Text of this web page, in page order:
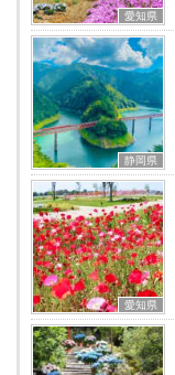
愛知県
静岡県
愛知県